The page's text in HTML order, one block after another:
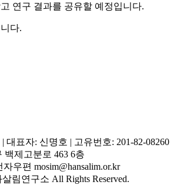
연구 결과를 공유할 예정입니다.
다.
대표자: 신명호 | 고유번호: 201-82-08260
백제고분로 463 6층
우편 mosim@hansalim.or.kr
림연구소 All Rights Reserved.